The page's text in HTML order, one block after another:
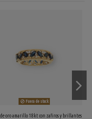
Fuera de stock
oro amarillo 18kt con zafiros y brillantes